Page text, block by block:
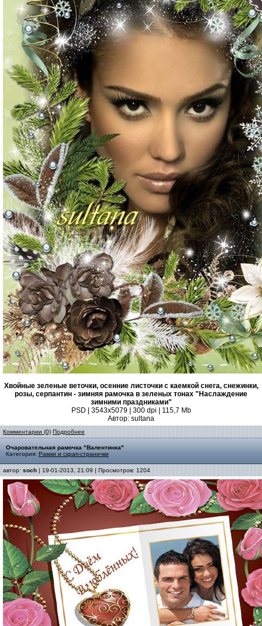
Хвойные зеленые веточки, осенние листочки с каемкой снега, снежинки,
розы, серпантин - зимняя рамочка в зеленых тонах "Наслаждение
зимними праздниками"
PSD | 3543x5079 | 300 dpi | 115,7 Mb
Автор: sultana
Комментарии (0) Подробнее
Очаровательная рамочка "Валентинка"
Категория: Рамки и скрап-странички
автор: soch | 19-01-2013, 21:09 | Просмотров: 1204